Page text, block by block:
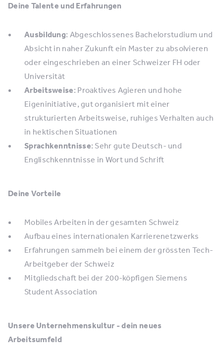
Deine Talente und Erfahrungen
Ausbildung: Abgeschlossenes Bachelorstudium und
Absicht in naher Zukunft ein Master zu absolvieren
oder eingeschrieben an einer Schweizer FH oder
Universität
Arbeitsweise: Proaktives Agieren und hohe
Eigeninitiative, gut organisiert mit einer
strukturierten Arbeitsweise, ruhiges Verhalten auch
in hektischen Situationen
Sprachkenntnisse: Sehr gute Deutsch- und
Englischkenntnisse in Wort und Schrift
Deine Vorteile
Mobiles Arbeiten in der gesamten Schweiz
Aufbau eines internationalen Karrierenetzwerks
Erfahrungen sammeln bei einem der grössten Tech-
Arbeitgeber der Schweiz
Mitgliedschaft bei der 200-köpfigen Siemens
Student Association
Unsere Unternehmenskultur - dein neues
Arbeitsumfeld